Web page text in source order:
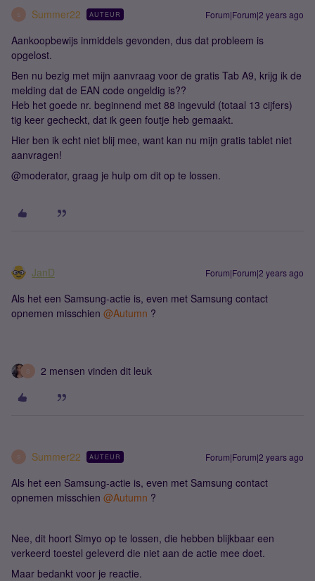
S Summer22 AUTEUR Forum|Forum|2 years ago
Aankoopbewijs inmiddels gevonden, dus dat probleem is
opgelost.
Ben nu bezig met mijn aanvraag voor de gratis Tab A9, krijg ik de
melding dat de EAN code ongeldig is??
Heb het goede nr. beginnend met 88 ingevuld (totaal 13 cijfers)
tig keer gecheckt, dat ik geen foutje heb gemaakt.
Hier ben ik echt niet blij mee, want kan nu mijn gratis tablet niet
aanvragen!
@moderator, graag je hulp om dit op te lossen.
JanD Forum|Forum|2 years ago
Als het een Samsung-actie is, even met Samsung contact
opnemen misschien @Autumn ?
S 2 mensen vinden dit leuk
S Summer22 AUTEUR Forum|Forum|2 years ago
Als het een Samsung-actie is, even met Samsung contact
opnemen misschien @Autumn ?
Nee, dit hoort Simyo op te lossen, die hebben blijkbaar een
verkeerd toestel geleverd die niet aan de actie mee doet.
Maar bedankt voor je reactie.